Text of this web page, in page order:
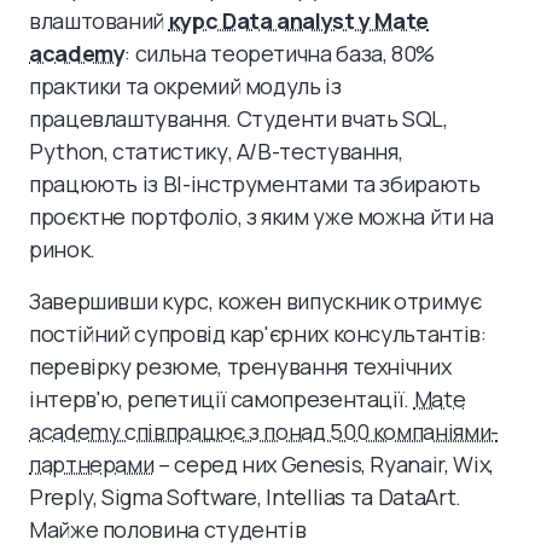
влаштований курс Data analyst у Mate
academy: сильна теоретична база, 80%
практики та окремий модуль із
працевлаштування. Студенти вчать SQL,
Python, статистику, A/B-тестування,
працюють із BI-інструментами та збирають
проєктне портфоліо, з яким уже можна йти на
ринок.
Завершивши курс, кожен випускник отримує
постійний супровід кар'єрних консультантів:
перевірку резюме, тренування технічних
інтерв'ю, репетиції самопрезентації. Mate
academy співпрацює з понад 500 компаніями-
партнерами– серед них Genesis, Ryanair, Wix,
Preply, Sigma Software, Intellias та DataArt.
Майже половина студентів